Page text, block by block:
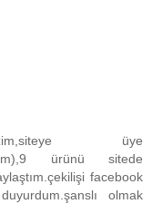
üye
ürünü sitede
facebook
olmak